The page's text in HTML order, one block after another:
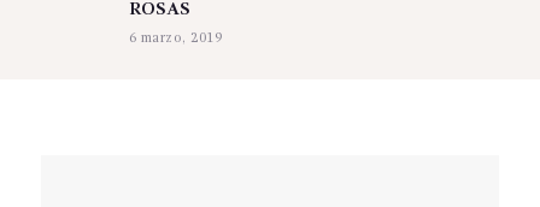
ROSAS
6 marzo, 2019